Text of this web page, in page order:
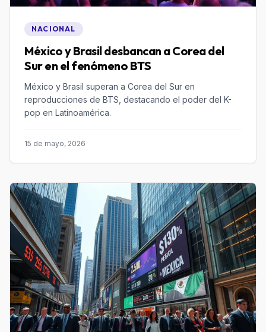
NACIONAL
México y Brasil desbancan a Corea del
Sur en el fenómeno BTS
México y Brasil superan a Corea del Sur en
reproducciones de BTS, destacando el poder del K-
pop en Latinoamérica.
15 de mayo, 2026